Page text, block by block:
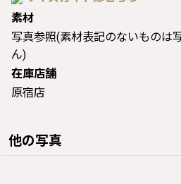
素材
写真参照(素材表記のないものは
ん)
在庫店舗
原宿店
他の写真